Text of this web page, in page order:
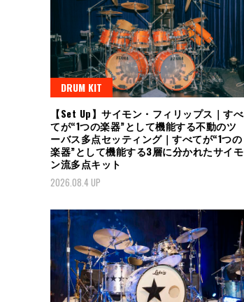
DRUM KIT
【Set Up】サイモン・フィリップス｜すべ
てが“1つの楽器”として機能する不動のツ
ーバス多点セッティング｜すべてが“1つの
楽器”として機能する3層に分かれたサイモ
ン流多点キット
2026.08.4 UP